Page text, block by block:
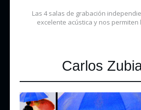
Las 4 salas de grabación
excelente acústica y nos
Carlos